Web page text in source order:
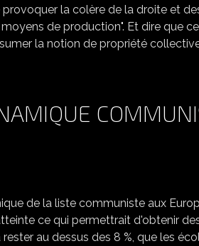
la colère de la droite et
de production". Et dire que
la notion de propriété
EUROPÉENNES :
de la liste communiste aux
ce qui permettrait d'obtenir
au dessus des 8 %, que les